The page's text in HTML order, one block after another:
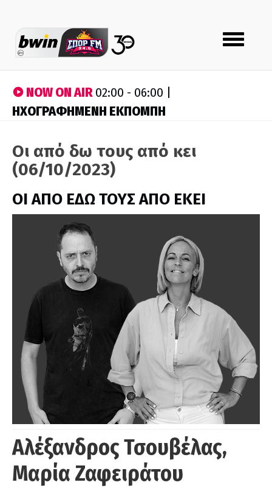
Toggle
navigation
NOW ON AIR02:00 - 06:00 |
ΗΧΟΓΡΑΦΗΜΕΝΗ ΕΚΠΟΜΠΗ
Οι από δω τους από κει
(06/10/2023)
ΟΙ ΑΠΟ ΕΔΩ ΤΟΥΣ ΑΠΟ ΕΚΕΙ
Αλέξανδρος Τσουβέλας,
Μαρία Ζαφειράτου